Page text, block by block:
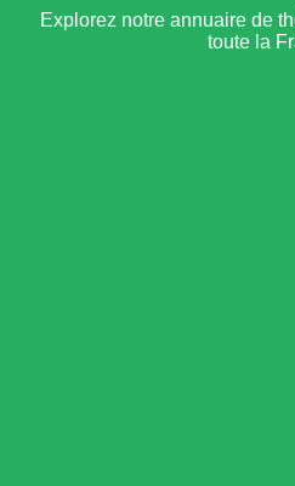
Explorez notre annuaire de
toute la